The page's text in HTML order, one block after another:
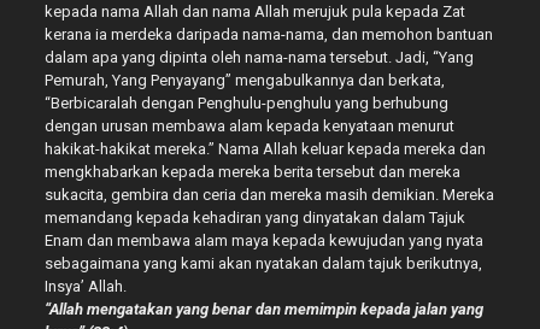
kepada nama Allah dan nama Allah merujuk pula kepada Zat
kerana ia merdeka daripada nama-nama, dan memohon bantuan
dalam apa yang dipinta oleh nama-nama tersebut. Jadi, “Yang
Pemurah, Yang Penyayang” mengabulkannya dan berkata,
“Berbicaralah dengan Penghulu-penghulu yang berhubung
dengan urusan membawa alam kepada kenyataan menurut
hakikat-hakikat mereka.” Nama Allah keluar kepada mereka dan
mengkhabarkan kepada mereka berita tersebut dan mereka
sukacita, gembira dan ceria dan mereka masih demikian. Mereka
memandang kepada kehadiran yang dinyatakan dalam Tajuk
Enam dan membawa alam maya kepada kewujudan yang nyata
sebagaimana yang kami akan nyatakan dalam tajuk berikutnya,
Insya’ Allah.
“Allah mengatakan yang benar dan memimpin kepada jalan yang